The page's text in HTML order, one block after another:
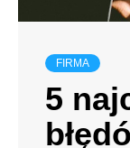
FIRMA
5